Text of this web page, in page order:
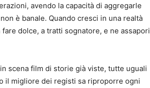
avendo la capacità di aggregarle
è banale. Quando cresci in una realtà
dolce, a tratti sognatore, e ne assapori
scena film di storie già viste, tutte uguali
il migliore dei registi sa riproporre ogni